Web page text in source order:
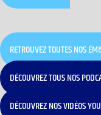
RETROUVEZ TOUTES NOS
DÉCOUVREZ TOUS NOS
DÉCOUVREZ NOS VIDÉOS